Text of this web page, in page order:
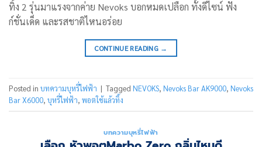
ทิ้ง 2 รุ่นมาแรงจากค่าย Nevoks บอกหมดเปลือก ทั้งดีไซน์ ฟัง
ก์ชั่นเด็ด และรสชาติไหนอร่อย
CONTINUE READING →
Posted in บทความบุหรี่ไฟฟ้า | Tagged NEVOKS, Nevoks Bar AK9000, Nevoks
Bar X6000, บุหรี่ไฟฟ้า, พอตใช้แล้วทิ้ง
บทความบุหรี่ไฟฟ้า